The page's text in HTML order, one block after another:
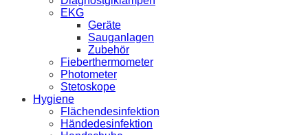
EKG
Geräte
Sauganlagen
Zubehör
Fieberthermometer
Photometer
Stetoskope
Hygiene
Flächendesinfektion
Händedesinfektion